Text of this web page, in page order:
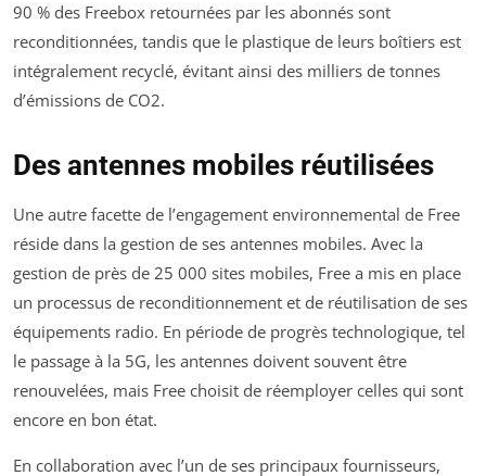
90 % des Freebox retournées par les abonnés sont
reconditionnées, tandis que le plastique de leurs boîtiers est
intégralement recyclé, évitant ainsi des milliers de tonnes
d’émissions de CO2.
Des antennes mobiles réutilisées
Une autre facette de l’engagement environnemental de Free
réside dans la gestion de ses antennes mobiles. Avec la
gestion de près de 25 000 sites mobiles, Free a mis en place
un processus de reconditionnement et de réutilisation de ses
équipements radio. En période de progrès technologique, tel
le passage à la 5G, les antennes doivent souvent être
renouvelées, mais Free choisit de réemployer celles qui sont
encore en bon état.
En collaboration avec l’un de ses principaux fournisseurs,